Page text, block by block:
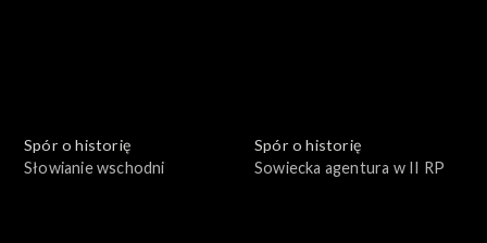
Spór o historię
Słowianie wschodni
Spór o historię
Sowiecka agentura w II RP